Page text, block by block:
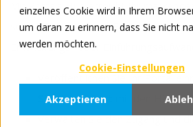
einzelnes Cookie wird in Ihrem
um daran zu erinnern, dass Sie nicht
werden möchten.
Cookie-Einstellungen
Akzeptieren
Mit Portals Hub erreicht Ihr
sofort Tausende von Einzelhändlern,
Entwicklungs- oder Einführungsaufwand.
Veröffentlichen Sie Ihr Portal
Sie sich sofort
mit den
Verwalten Sie den Zugang und